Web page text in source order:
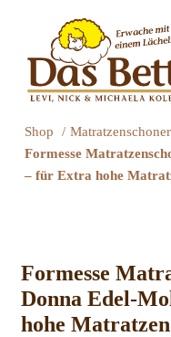
Shop
Matratzenschoner
Formesse
– für Extra hohe
Formesse
Donna Edel-
hohe Matratzen